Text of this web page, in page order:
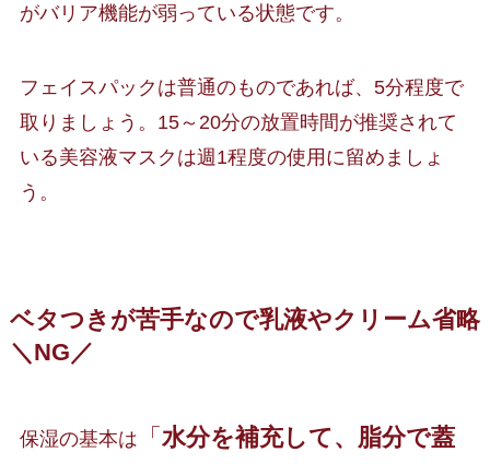
がバリア機能が弱っている状態です。
フェイスパックは普通のものであれば、5分程度で
取りましょう。15～20分の放置時間が推奨されて
いる美容液マスクは週1程度の使用に留めましょ
う。
ベタつきが苦手なので乳液やクリーム省略
＼NG／
保湿の基本は 「 水分を補充して、脂分で蓋